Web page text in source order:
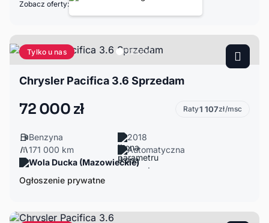
Zobacz oferty:
Tylko u nas
Chrysler Pacifica 3.6 Sprzedam
72 000 zł Raty1 107zł/msc
Benzyna
2018
171 000 km
Automatyczna
Wola Ducka (Mazowieckie)
Ogłoszenie prywatne